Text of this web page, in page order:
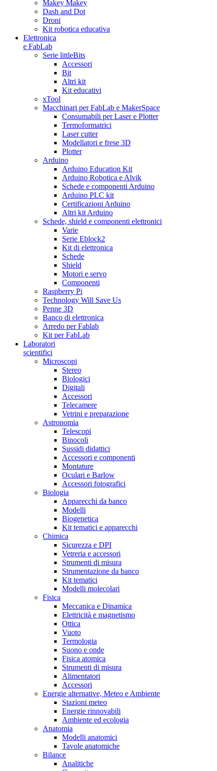
Makey Makey
Dash and Dot
Droni
Kit robotica educativa
Elettronica
e FabLab
Serie littleBits
Accessori
Bit
Altri kit
Kit educativi
xTool
Macchinari per FabLab e MakerSpace
Consumabili per Laser e Plotter
Termoformatrici
Laser cutter
Modellatori e frese 3D
Plotter
Arduino
Arduino Education Kit
Arduino Robotica e Alvik
Schede e componenti Arduino
Arduino PLC kit
Certificazioni Arduino
Altri kit Arduino
Schede, shield e componenti elettronici
Varie
Serie Eblock2
Kit di elettronica
Schede
Shield
Motori e servo
Componenti
Raspberry Pi
Technology Will Save Us
Penne 3D
Banco di elettronica
Arredo per Fablab
Kit per FabLab
Laboratori
scientifici
Microscopi
Stereo
Biologici
Digitali
Accessori
Telecamere
Vetrini e preparazione
Astronomia
Telescopi
Binocoli
Sussidi didattici
Accessori e componenti
Montature
Oculari e Barlow
Accessori fotografici
Biologia
Apparecchi da banco
Modelli
Biogenetica
Kit tematici e apparecchi
Chimica
Sicurezza e DPI
Vetreria e accessori
Strumenti di misura
Strumentazione da banco
Kit tematici
Modelli molecolari
Fisica
Meccanica e Dinamica
Elettricità e magnetismo
Ottica
Vuoto
Termologia
Suono e onde
Fisica atomica
Strumenti di misura
Alimentatori
Accessori
Energie alternative, Meteo e Ambiente
Stazioni meteo
Energie rinnovabili
Ambiente ed ecologia
Anatomia
Modelli anatomici
Tavole anatomiche
Bilance
Analitiche